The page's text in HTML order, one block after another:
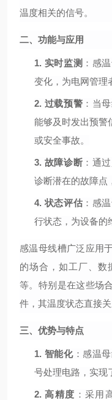
温度相关的信号。
二、功能与应用
1. 实时监测 ：感
变化，为电网管理
2. 过载预警 ：当
能够及时发出预警
或安全事故。
3. 故障诊断 ：通
诊断潜在的故障点
4. 状态评估 ：感
行状态，为设备的
感温母线槽广泛应用
的场合，如工厂、数
等。特别是在这些场
件，其温度状态直接
三、优势与特点
1. 智能化：感温
号处理电路，实现
2.高精度 ：采用